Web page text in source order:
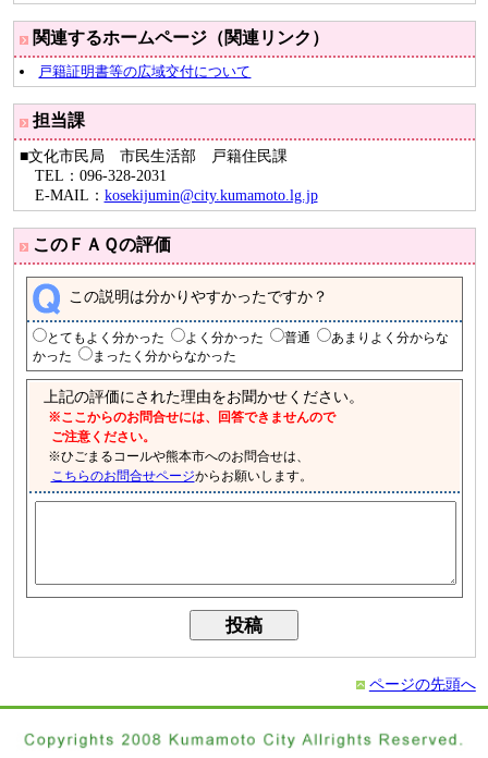
関連するホームページ（関連リンク）
戸籍証明書等の広域交付について
担当課
■文化市民局 市民生活部 戸籍住民課
TEL：096-328-2031
E-MAIL： kosekijumin@city.kumamoto.lg.jp
このＦＡＱの評価
この説明は分かりやすかったですか？
とてもよく分かった よく分かった 普通
あまりよく分からな
かった
まったく分からなかった
上記の評価にされた理由をお聞かせください。
※ここからのお問合せには、回答できませんので
ご注意ください。
※ひごまるコールや熊本市へのお問合せは、
こちらのお問合せページからお願いします。
ページの先頭へ